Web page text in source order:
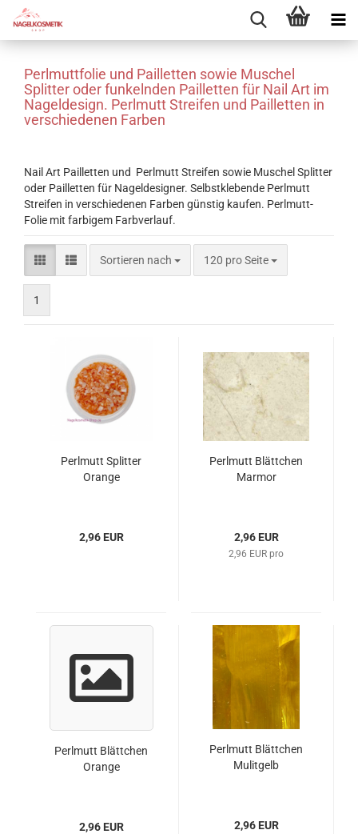
Perlmuttfolie und Pailletten sowie Muschel
Splitter oder funkelnden Pailletten für Nail Art im
Nageldesign. Perlmutt Streifen und Pailletten in
verschiedenen Farben
Nail Art Pailletten und Perlmutt Streifen sowie Muschel Splitter
oder Pailletten für Nageldesigner. Selbstklebende Perlmutt
Streifen in verschiedenen Farben günstig kaufen. Perlmutt-
Folie mit farbigem Farbverlauf.
Sortieren nach
Sortieren nach 120 pro Seite
pro Seite
1
Perlmutt Splitter
Orange
2,96 EUR
Perlmutt Blättchen
Marmor
2,96 EUR
2,96 EUR pro
Perlmutt Blättchen
Orange
2,96 EUR
Perlmutt Blättchen
Mulitgelb
2,96 EUR